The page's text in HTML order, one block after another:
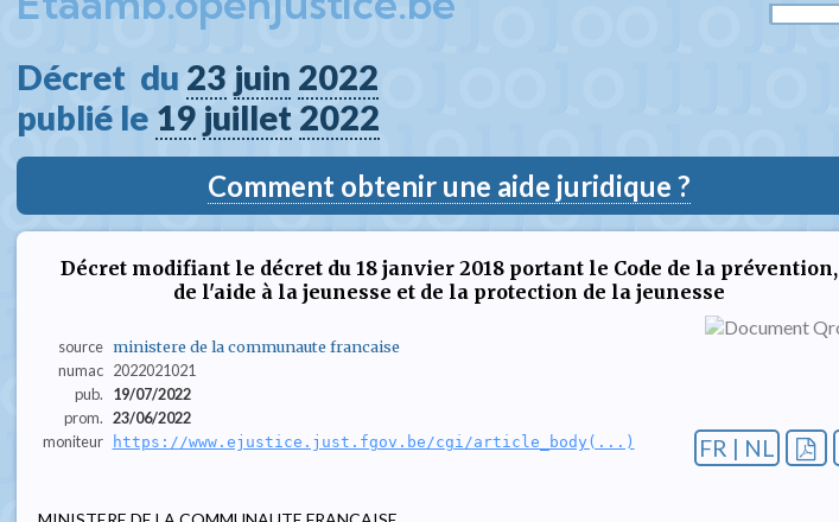
Décret  du 23 juin 2022
publié le 19 juillet 2022
Comment obtenir une aide juridique ?
Décret modifiant le décret du 18 janvier 2018 portant le Code de la prévention,
de l'aide à la jeunesse et de la protection de la jeunesse
source ministere de la communaute francaise
numac 2022021021
pub.
19/07/2022
prom. 23/06/2022
moniteur
https://www.ejustice.just.fgov.be/cgi/article_body(...) FR | NL